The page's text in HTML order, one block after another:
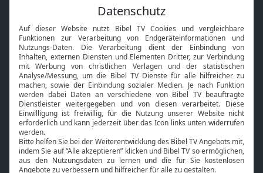
Neuigkeiten
Mobile App
Smart TV
HbbTV
Bibelthek Online-Bibel
Nächster Gottesdienst
Bibel TV
Über uns
Jobs
Service
Kontakt
TV-Empfang